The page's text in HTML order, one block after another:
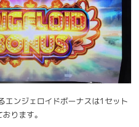
エンジェロイドボーナスは1セット
ります。